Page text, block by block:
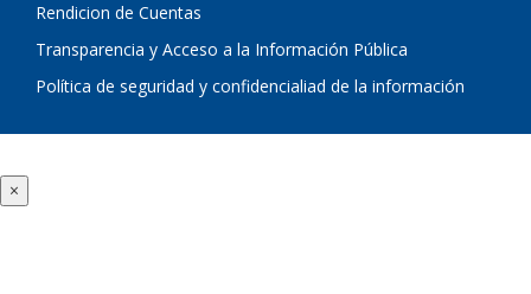
Rendicion de Cuentas
Transparencia y Acceso a la Información Pública
Política de seguridad y confidencialiad de la información
×